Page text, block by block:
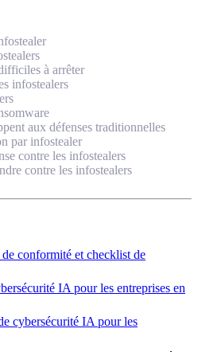
à arrêter
infostealers
aux défenses traditionnelles
par infostealer
contre les infostealers
contre les infostealers
conformité et checklist de
IA pour les entreprises en
cybersécurité IA pour les